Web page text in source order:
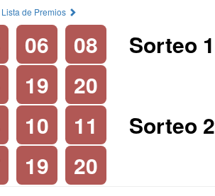
Lista de Premios
06 08
Sorteo 1
19
20
10 11
Sorteo 2
19 20